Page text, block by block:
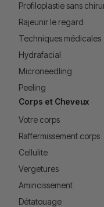
Profiloplastie sans
Rajeunir le regard
Techniques médicales
Hydrafacial
Microneedling
Peeling
Corps et Cheveux
Votre corps
Raffermissement corps
Cellulite
Vergetures
Amincissement
Détatouage